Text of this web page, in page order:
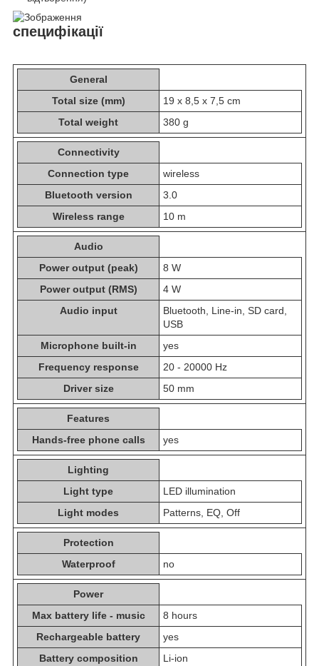
специфікації
General
Total size (mm)
19 x 8,5 x 7,5 cm
Total weight
380 g
Connectivity
Connection type
wireless
Bluetooth version
3.0
Wireless range
10 m
Audio
Power output (peak)
8 W
Power output (RMS)
4 W
Audio input
Bluetooth, Line-in, SD card,
USB
Microphone built-in
yes
Frequency response
20 - 20000 Hz
Driver size
50 mm
Features
Hands-free phone calls
yes
Lighting
Light type
LED illumination
Light modes
Patterns, EQ, Off
Protection
Waterproof
no
Power
Max battery life - music
8 hours
Rechargeable battery
yes
Battery composition
Li-ion